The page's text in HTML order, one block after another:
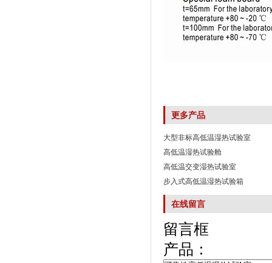
更多产品
大型非标高低温湿热试验室
高低温湿热试验舱
高低温交变湿热试验室
步入式高低温湿热试验箱
在线留言
留言框
产品：